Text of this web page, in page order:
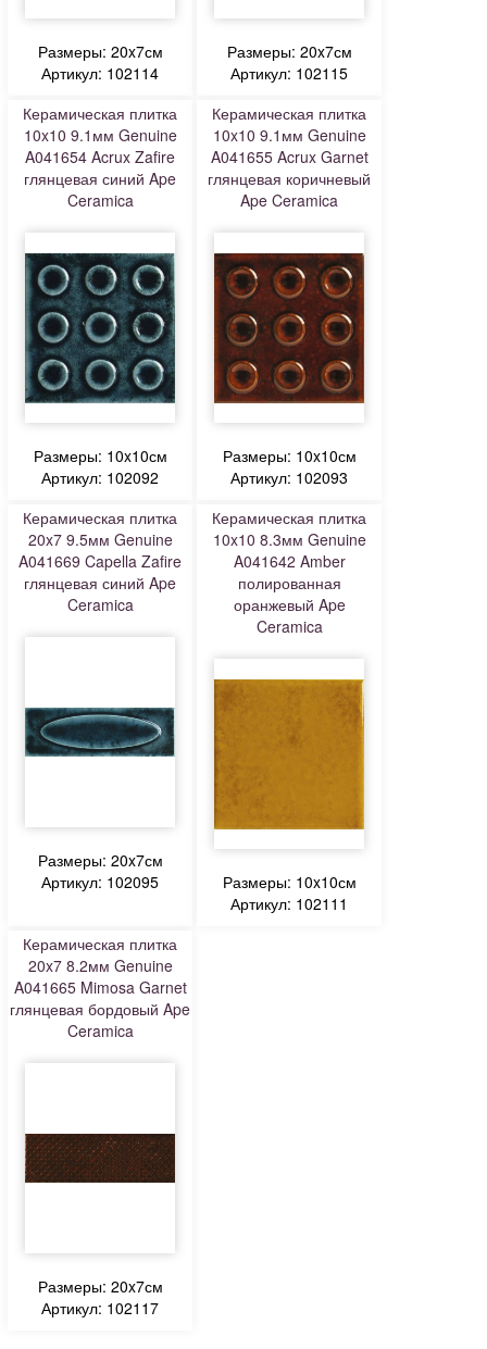
Размеры: 20x7см
Артикул: 102114
Размеры: 20x7см
Артикул: 102115
Керамическая плитка
10x10 9.1мм Genuine
A041654 Acrux Zafire
глянцевая синий Ape
Ceramica
Размеры: 10x10см
Артикул: 102092
Керамическая плитка
10x10 9.1мм Genuine
A041655 Acrux Garnet
глянцевая коричневый
Ape Ceramica
Размеры: 10x10см
Артикул: 102093
Керамическая плитка
20x7 9.5мм Genuine
A041669 Capella Zafire
глянцевая синий Ape
Ceramica
Размеры: 20x7см
Артикул: 102095
Керамическая плитка
10x10 8.3мм Genuine
A041642 Amber
полированная
оранжевый Ape
Ceramica
Размеры: 10x10см
Артикул: 102111
Керамическая плитка
20x7 8.2мм Genuine
A041665 Mimosa Garnet
глянцевая бордовый Ape
Ceramica
Размеры: 20x7см
Артикул: 102117